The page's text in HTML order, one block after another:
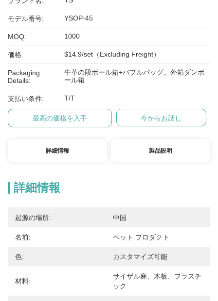
モデル番号: YSOP-45
MOQ: 1000
価格: $14.9/set（Excluding Freight）
Packaging
Details:
牛革の段ボール箱+バブルバッグ。外箱ダンボ
ール箱
支払い条件: T/T
最高の価格を入手 今からお話し
詳細情報 製品説明
詳細情報
起源の場所: 中国
名前: ペット プロダクト
色: カスタマイズ可能
材料:
サイザル麻、木板、プラスチ
ック